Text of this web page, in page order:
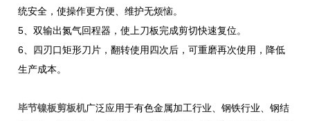
统安全，使操作更方便、维护无烦恼。
5、双输出氮气回程器，使上刀板完成剪切快速复位。
6、四刃口矩形刀片，翻转使用四次后，可重磨再次使用，降低
生产成本。
毕节镍板剪板机广泛应用于有色金属加工行业、钢铁行业、钢结